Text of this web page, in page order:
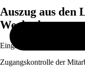
Auszug aus den
Werkschutz
Eingangskontrolle der
Zugangskontrolle der